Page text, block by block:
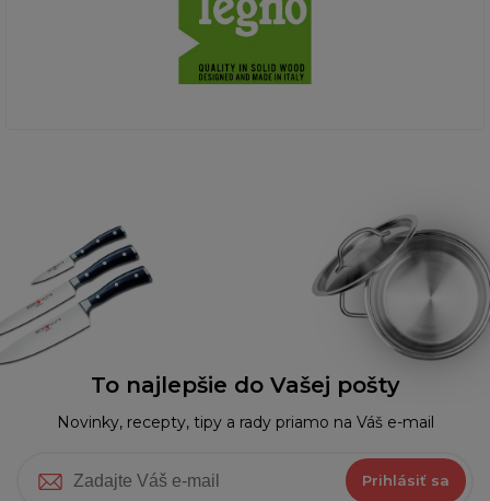
To najlepšie do Vašej pošty
Novinky, recepty, tipy a rady priamo na Váš e-mail
Prihlásiť sa